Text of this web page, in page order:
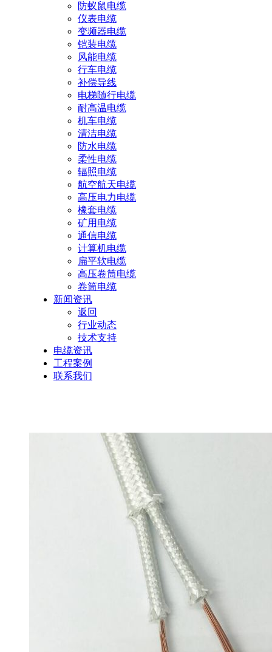
防蚁鼠电缆
仪表电缆
变频器电缆
铠装电缆
风能电缆
行车电缆
补偿导线
电梯随行电缆
耐高温电缆
机车电缆
清洁电缆
防水电缆
柔性电缆
辐照电缆
航空航天电缆
高压电力电缆
橡套电缆
矿用电缆
通信电缆
计算机电缆
扁平软电缆
高压卷筒电缆
卷筒电缆
新闻资讯
返回
行业动态
技术支持
电缆资讯
工程案例
联系我们